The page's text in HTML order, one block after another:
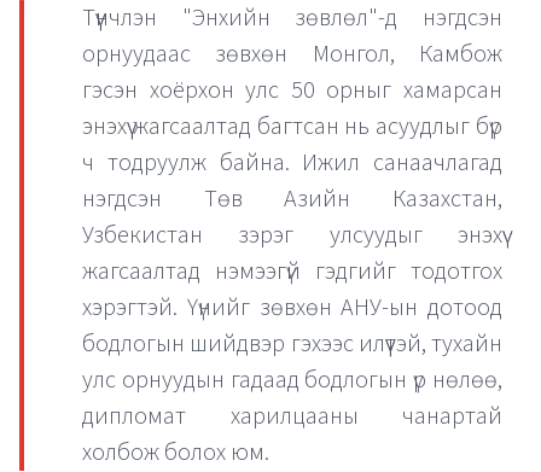
Түүнчлэн "Энхийн зөвлөл"-д нэгдсэн
орнуудаас зөвхөн Монгол, Камбож
гэсэн хоёрхон улс 50 орныг хамарсан
энэхүү жагсаалтад багтсан нь асуудлыг бүр
ч тодруулж байна. Ижил санаачлагад
нэгдсэн Төв Азийн Казахстан,
Узбекистан зэрэг улсуудыг энэхүү
жагсаалтад нэмээгүй гэдгийг тодотгох
хэрэгтэй. Үүнийг зөвхөн АНУ-ын дотоод
бодлогын шийдвэр гэхээс илүүтэй, тухайн
улс орнуудын гадаад бодлогын үр нөлөө,
дипломат харилцааны чанартай
холбож болох юм.